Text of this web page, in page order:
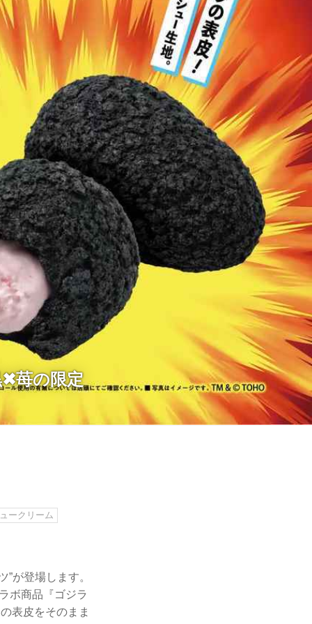
苺の限定
ークリーム
が登場します。
ボ商品『ゴジラ
表皮をそのまま